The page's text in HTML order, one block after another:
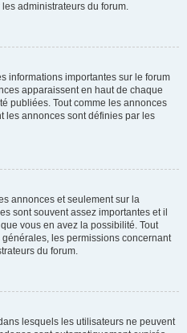
administrateurs du forum.
informations importantes sur le forum
apparaissent en haut de chaque
publiées. Tout comme les annonces
les annonces sont définies par les
annonces et seulement sur la
sont souvent assez importantes et il
vous en avez la possibilité. Tout
les permissions concernant
du forum.
lesquels les utilisateurs ne peuvent